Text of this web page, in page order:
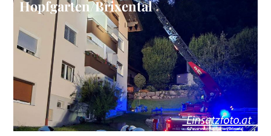
Hopfgarten/Brixental